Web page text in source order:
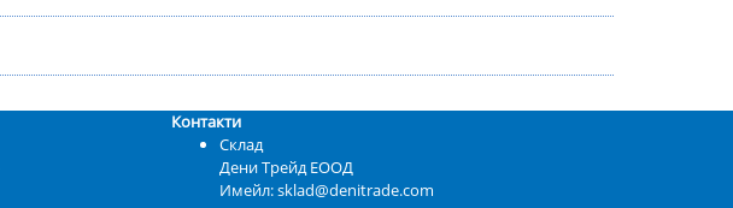
Контакти
Склад
Дени Трейд ЕООД
Имейл: sklad@denitrade.com